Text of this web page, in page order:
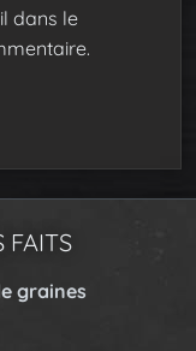
dans le
FAITS
graines